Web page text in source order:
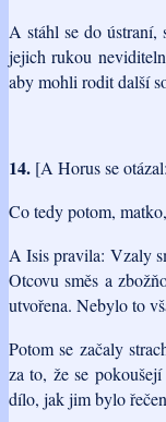
A stáhl se do
jejich rukou
aby mohli rodit další
14. [A Horus se
Co tedy potom,
A Isis pravila: Vzaly
Otcovu směs a
utvořena. Nebylo to
Potom se začaly
za to, že se
dílo, jak jim bylo